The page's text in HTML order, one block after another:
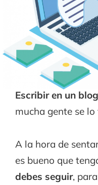
Escribir en un
mucha gente se
A la hora de
es bueno que
debes seguir,